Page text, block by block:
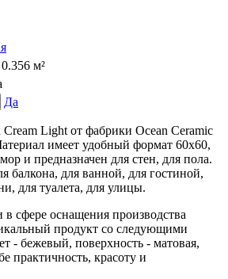
0.356 м²
Да
Light от фабрики Ocean Ceramic
имеет удобный формат 60x60,
и предназначен для стен, для пола.
балкона, для ванной, для гостиной,
для туалета, для улицы.
сфере оснащения производства
продукт со следующими
- бежевый, поверхность - матовая,
практичность, красоту и